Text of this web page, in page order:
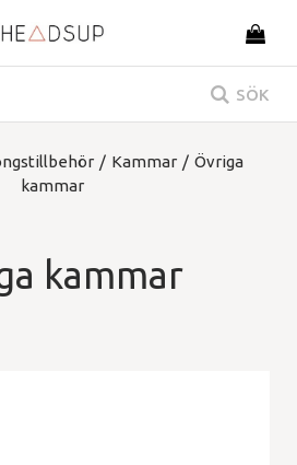
SÖK
/ Kammar / Övriga
kammar
kammar